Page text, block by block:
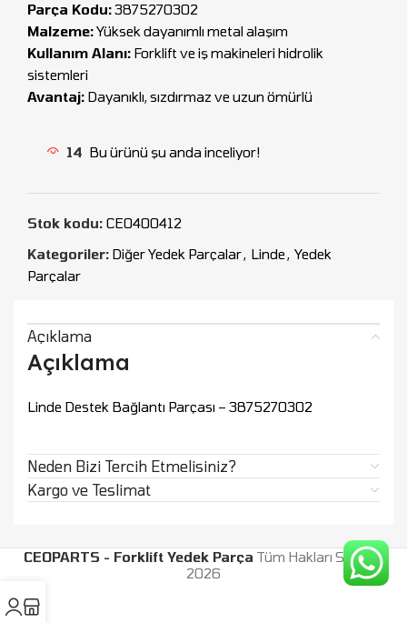
Parça Kodu:3875270302
Malzeme:Yüksek dayanımlı metal alaşım
Kullanım Alanı: Forklift ve iş makineleri hidrolik
sistemleri
Avantaj: Dayanıklı, sızdırmaz ve uzun ömürlü
14 Bu ürünü şu anda inceliyor!
Stok kodu: CEO400412
Kategoriler: Diğer Yedek Parçalar, Linde, Yedek
Parçalar
Açıklama
Açıklama
Linde Destek Bağlantı Parçası – 3875270302
Neden Bizi Tercih Etmelisiniz?
Kargo ve Teslimat
CEOPARTS - Forklift Yedek Parça Tüm Hakları Saklıdır.
2026